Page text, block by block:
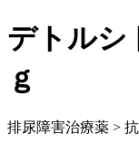
デトルシ
ｇ
排尿障害治療薬 >